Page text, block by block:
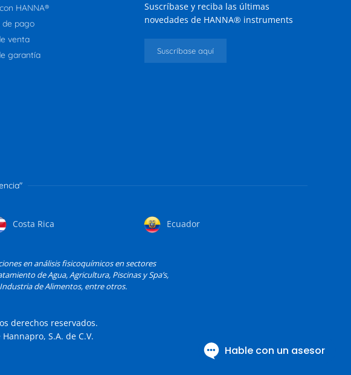
HANNA®
de pago
venta
garantía
Suscríbase y reciba las últimas
novedades de HANNA® instruments
Suscríbase aquí
Costa Rica Ecuador
en análisis fisicoquímicos en sectores
de Agua, Agricultura, Piscinas y Spa’s,
de Alimentos, entre otros.
derechos reservados.
S.A. de C.V.